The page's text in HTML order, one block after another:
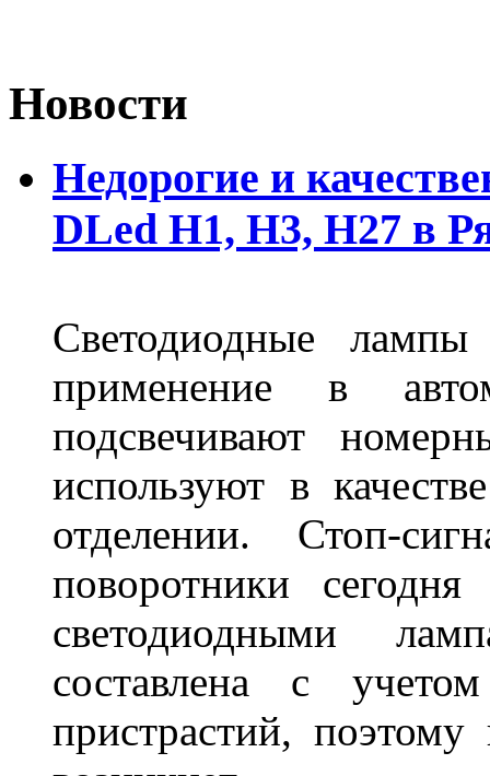
Новости
Недорогие и
DLed Н1, Н3, Н27 в
Светодиодные
применение в
подсвечивают
используют в
отделении. Стоп-
поворотники
светодиодными
составлена с
пристрастий,